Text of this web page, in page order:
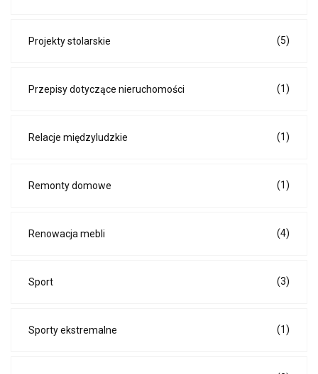
Projekty stolarskie (5)
Przepisy dotyczące nieruchomości (1)
Relacje międzyludzkie (1)
Remonty domowe (1)
Renowacja mebli (4)
Sport (3)
Sporty ekstremalne (1)